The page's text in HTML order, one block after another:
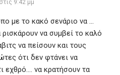
9:42 μμ
με το κακό σενάριο να …
να συμβεί το καλό
να πείσουν και τους
ότι δεν φτάνει να
εχθρό…. να κρατήσουν τα